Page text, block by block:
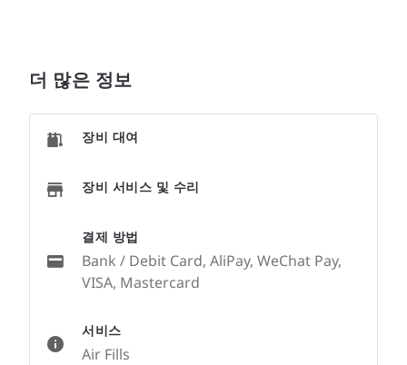
더 많은 정보
서비스
Air Fills
장비 대여
장비 서비스 및 수리
결제 방법
Bank / Debit Card, AliPay, WeChat Pay,
VISA, Mastercard